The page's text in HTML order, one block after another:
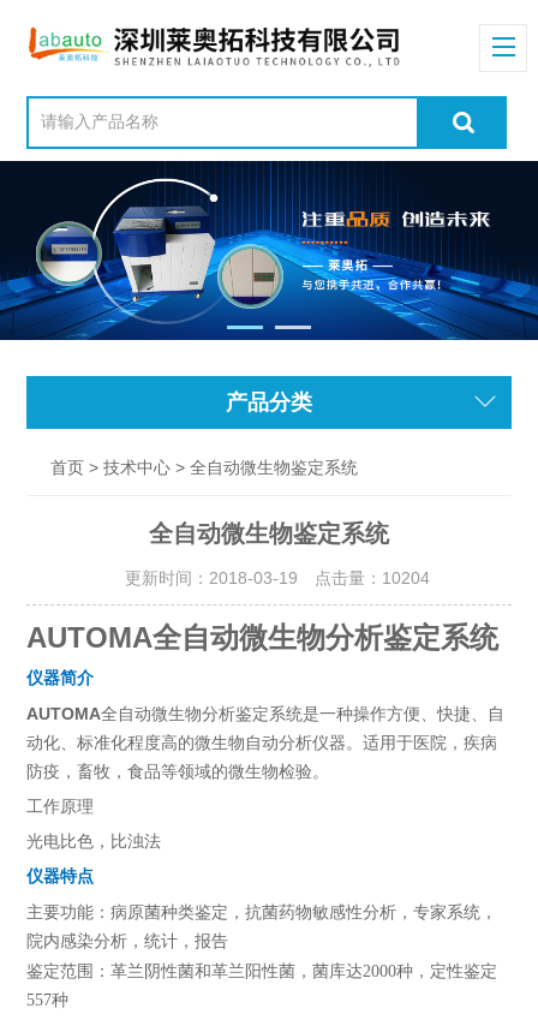
产品分类
首页 >技术中心 > 全自动微生物鉴定系统
全自动微生物鉴定系统
更新时间：2018-03-19 点击量： 10204
AUTOMA全自动微生物分析鉴定系统
仪器简介
AUTOMA全自动微生物分析鉴定系统是一种操作方便、快捷、自
动化、标准化程度高的微生物自动分析仪器。适用于 医院，疾病
防疫，畜牧，食品等领域的微生物检验。
工作原理
光电比色，比浊法
仪器特点
主要功能：病原菌种类鉴定，抗菌药物敏感性分析，专家系统，
院内感染分析，统计，报告
鉴定范围：革兰阴性菌和革兰阳性菌，菌库达2000种，定性鉴定
557种